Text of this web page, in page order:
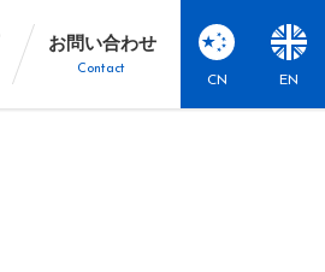
EN
CN
お問い合わせ
Contact